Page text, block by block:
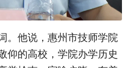
。他说，惠州市技师学院
仰的高校，学院办学历史